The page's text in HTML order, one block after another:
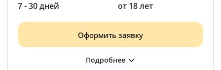
7 - 30 дней от 18 лет
Оформить заявку